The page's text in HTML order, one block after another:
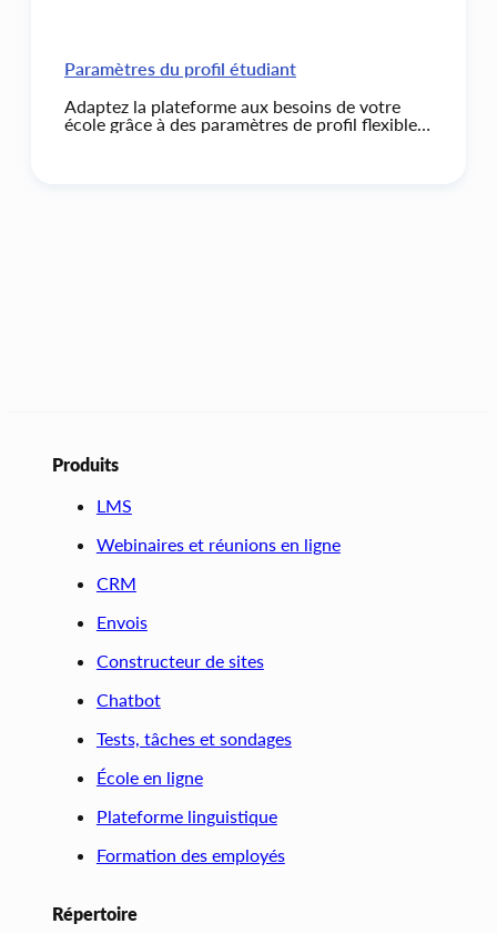
Paramètres du profil étudiant
Adaptez la plateforme aux besoins de votre
école grâce à des paramètres de profil flexibles
Produits
LMS
Webinaires et réunions en ligne
CRM
Envois
Constructeur de sites
Chatbot
Tests, tâches et sondages
École en ligne
Plateforme linguistique
Formation des employés
Répertoire